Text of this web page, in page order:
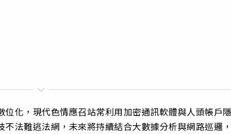
化，現代色情應召站常利用加密通訊軟體與人頭帳戶
法難逃法網，未來將持續結合大數據分析與網路巡邏